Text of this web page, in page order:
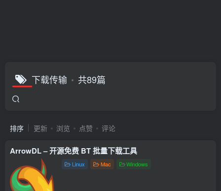
下载传输 共89篇
排序 更新 浏览 点赞 评论
ArrowDL – 开源免费 BT 批量下载工具
Linux Mac Windows